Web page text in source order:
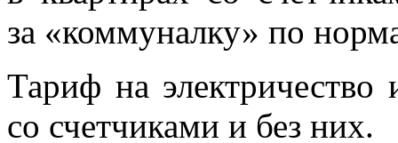
за «коммуналку» по
Тариф на
со счетчиками и без них.